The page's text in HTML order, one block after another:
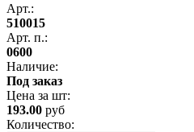
Арт.:
510015
Арт. п.:
0600
Наличие:
Под заказ
Цена за шт:
193.00 руб
Количество: